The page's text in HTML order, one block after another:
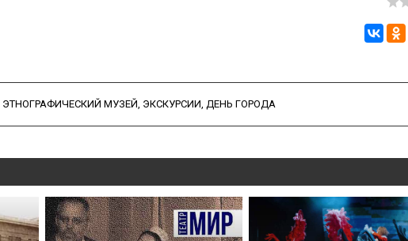
ЭТНОГРАФИЧЕСКИЙ МУЗЕЙ, ЭКСКУРСИИ, ДЕНЬ ГОРОДА